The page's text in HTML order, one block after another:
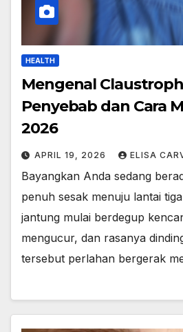
HEALTH
Mengenal
Penyebab dan Cara
2026
APRIL 19, 2026 ELISA
Bayangkan Anda sedang
penuh sesak menuju lantai
jantung mulai berdegup
mengucur, dan rasanya
tersebut perlahan bergerak